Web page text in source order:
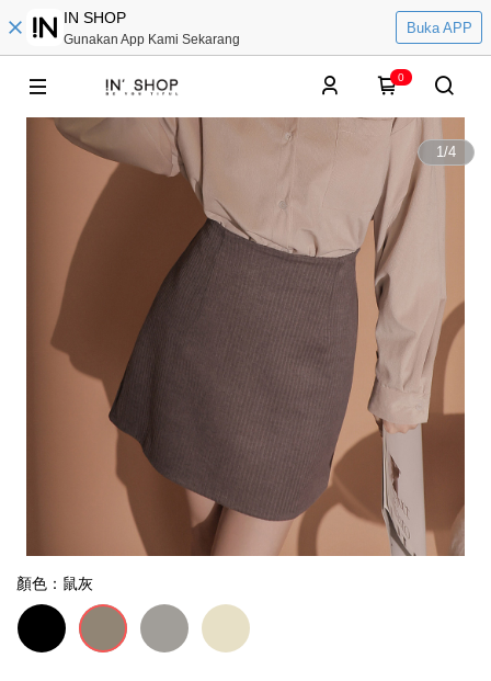
IN SHOP
Gunakan App Kami Sekarang
Buka APP
0
1/4
顏色：鼠灰